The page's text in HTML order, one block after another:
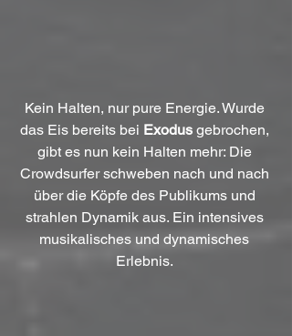
Kein Halten, nur pure Energie. Wurde
das Eis bereits bei Exodus gebrochen,
gibt es nun kein Halten mehr: Die
Crowdsurfer schweben nach und nach
über die Köpfe des Publikums und
strahlen Dynamik aus. Ein intensives
musikalisches und dynamisches
Erlebnis.